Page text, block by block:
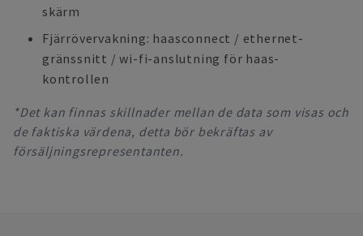
skärm
Fjärrövervakning: haasconnect / ethernet-
gränssnitt / wi-fi-anslutning för haas-
kontrollen
*Det kan finnas skillnader mellan de data som visas och
de faktiska värdena, detta bör bekräftas av
försäljningsrepresentanten.